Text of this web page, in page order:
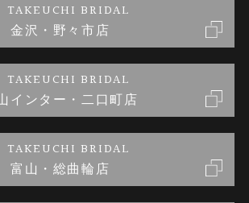
り結婚指輪 and 婚約指輪
り婚約指輪プロポーズプラン
ー
TAKEUCHI BRIDAL
金沢・野々市店
TAKEUCHI BRIDAL
インター・二口町店
TAKEUCHI BRIDAL
富山・総曲輪店